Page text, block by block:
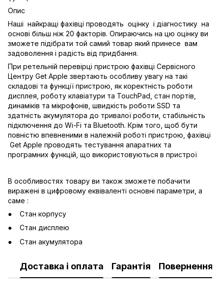
Опис
Наші найкращі фахівці проводять оцінку і діагностику на
основі більш ніж 20 факторів. Опираючись на цю оцінку ви
зможете підібрати той самий товар який принесе вам
задоволення і радість від придбання.
При ретельній перевірці пристрою фахівці Сервісного
Центру Get Apple звертають особливу увагу на такі
складові та функції пристрою, як коректність роботи
дисплея, роботу клавіатури та TouchPad, стан портів,
динаміків та мікрофонів, швидкість роботи SSD та
здатність акумулятора до тривалої роботи, стабільність
підключення до Wi-Fi та Bluetooth. Крім того, щоб бути
повністю впевненими в належній роботі пристрою, фахівці
Get Apple проводять тестування апаратних та
програмних функцій, що використовуються в пристрої
В особливостях товару ви також зможете побачити
виражені в цифровому еквіваленті основні параметри, а
саме :
Стан корпусу
Стан дисплею
Стан акумулятора
Доставка і оплата Гарантія Повернення